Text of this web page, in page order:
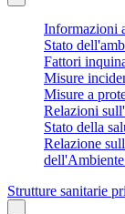
Informazioni
Stato
Fattori
Misure
Misure a
Relazioni
Stato della
Relazione
Strutture sanitarie